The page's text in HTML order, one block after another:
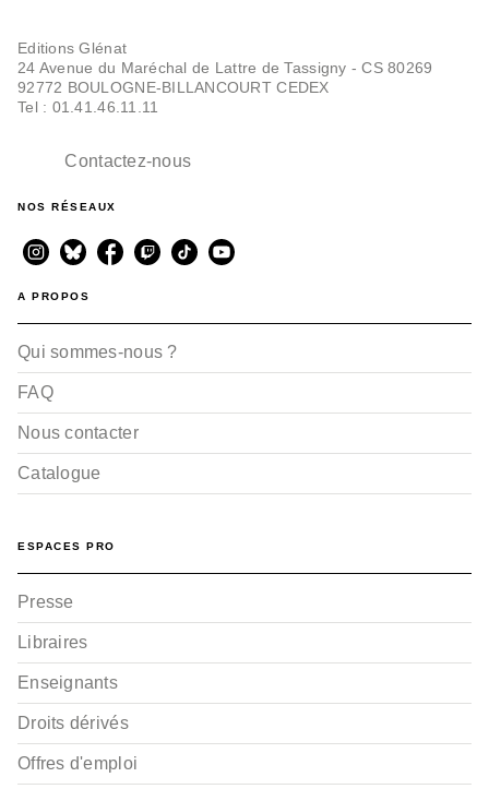
Editions Glénat
24 Avenue du Maréchal de Lattre de Tassigny - CS 80269
92772 BOULOGNE-BILLANCOURT CEDEX
Tel : 01.41.46.11.11
Contactez-nous
NOS RÉSEAUX
A PROPOS
Qui sommes-nous ?
FAQ
Nous contacter
Catalogue
ESPACES PRO
Presse
Libraires
Enseignants
Droits dérivés
Offres d'emploi